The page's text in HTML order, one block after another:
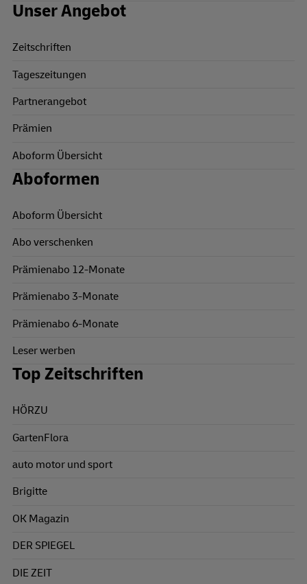
Unser Angebot
Zeitschriften
Tageszeitungen
Partnerangebot
Prämien
Aboform Übersicht
Aboformen
Aboform Übersicht
Abo verschenken
Prämienabo 12-Monate
Prämienabo 3-Monate
Prämienabo 6-Monate
Leser werben
Top Zeitschriften
HÖRZU
GartenFlora
auto motor und sport
Brigitte
OK Magazin
DER SPIEGEL
DIE ZEIT